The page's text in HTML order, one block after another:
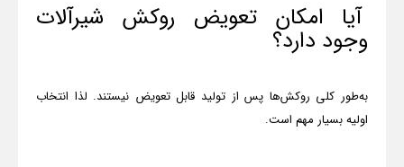
آیا امکان تعویض روکش شیرآلات
وجود دارد؟
به‌طور کلی روکش‌ها پس از تولید قابل تعویض نیستند. لذا انتخاب
اولیه بسیار مهم است.